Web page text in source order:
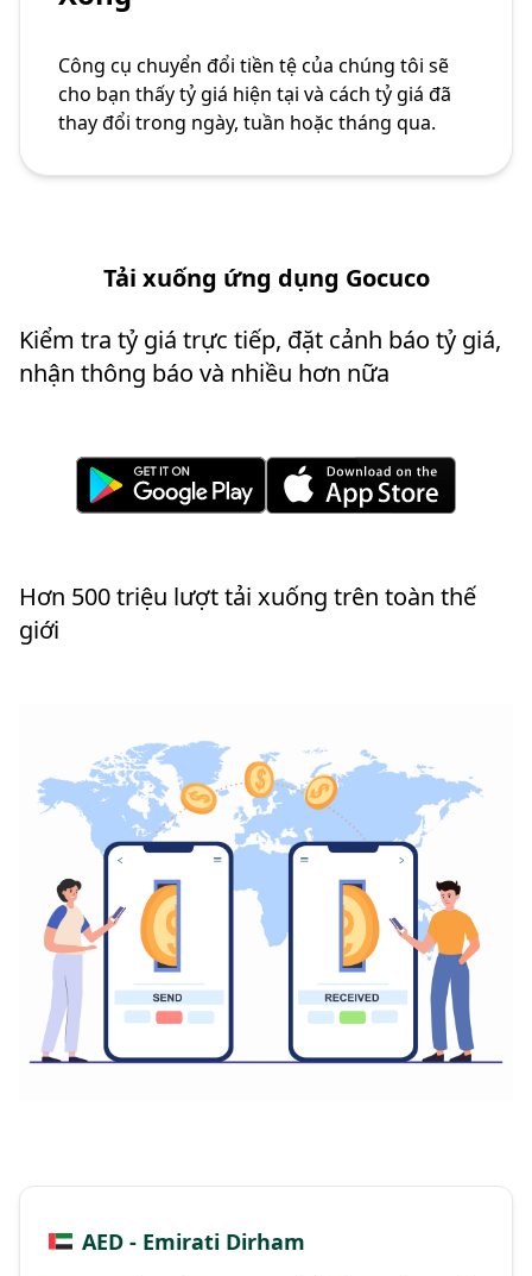
Công cụ chuyển đổi tiền tệ của chúng tôi sẽ
cho bạn thấy tỷ giá hiện tại và cách tỷ giá đã
thay đổi trong ngày, tuần hoặc tháng qua.
Tải xuống ứng dụng Gocuco
Kiểm tra tỷ giá trực tiếp, đặt cảnh báo tỷ giá,
nhận thông báo và nhiều hơn nữa
Hơn 500 triệu lượt tải xuống trên toàn thế
giới
AED - Emirati Dirham